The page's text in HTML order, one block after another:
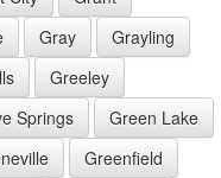
Gray
Grayling
Greeley
Springs
Green Lake
Greenfield